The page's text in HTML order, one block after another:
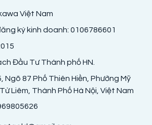
Việt Nam
ký kinh doanh: 0106786601
Đầu Tư Thành phố HN.
Ngõ 87 Phố Thiên Hiền, Phường Mỹ
Liêm, Thành Phố Hà Nội, Việt Nam